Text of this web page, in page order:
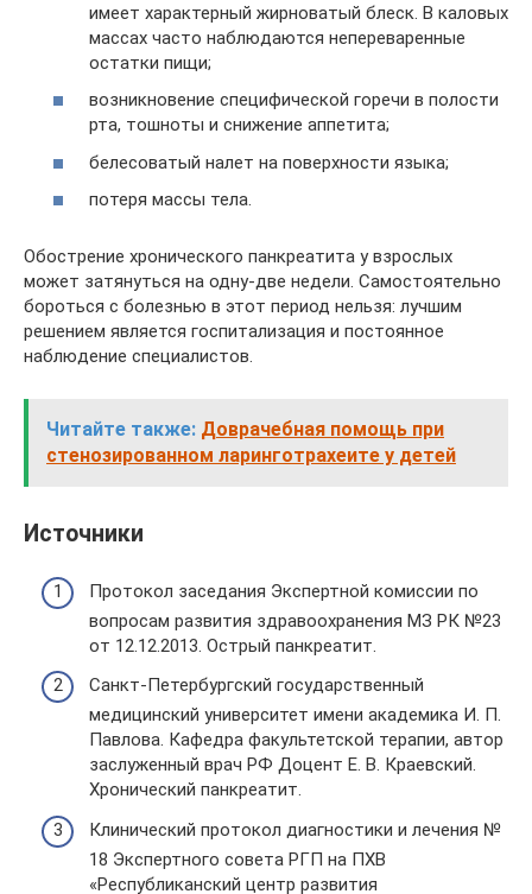
имеет характерный жирноватый блеск. В каловых
массах часто наблюдаются непереваренные
остатки пищи;
возникновение специфической горечи в полости
рта, тошноты и снижение аппетита;
белесоватый налет на поверхности языка;
потеря массы тела.
Обострение хронического панкреатита у взрослых
может затянуться на одну-две недели. Самостоятельно
бороться с болезнью в этот период нельзя: лучшим
решением является госпитализация и постоянное
наблюдение специалистов.
Читайте также: Доврачебная помощь при
стенозированном ларинготрахеите у детей
Источники
Протокол заседания Экспертной комиссии по
вопросам развития здравоохранения МЗ РК №23
от 12.12.2013. Острый панкреатит.
Санкт-Петербургский государственный
медицинский университет имени академика И. П.
Павлова. Кафедра факультетской терапии, автор
заслуженный врач РФ Доцент Е. В. Краевский.
Хронический панкреатит.
Клинический протокол диагностики и лечения №
18 Экспертного совета РГП на ПХВ
«Республиканский центр развития